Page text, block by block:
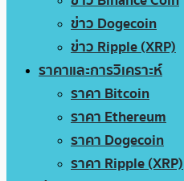
ข่าว Dogecoin
ข่าว Ripple (XRP)
ราคาและการวิเคราะห์
ราคา Bitcoin
ราคา Ethereum
ราคา Dogecoin
ราคา Ripple (XRP)